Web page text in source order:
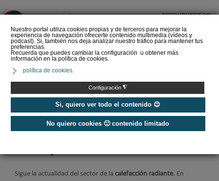
Nuestro portal utiliza cookies propias y de terceros para mejorar la
experiencia de navegación ofrecerte contenido multimedia (vídeos y
podcast). Si, también nos deja analizar nuestro tráfico para mantener tus
preferencias.
Recuerda que puedes cambiar la configuración u obtener más
información en la política de cookies.
política de cookies.
Configuración ◮
Si, quiero ver todo el contenido 😊
No quiero cookies 🙁 contenido limitado
PRESUPUESTOS
Una solución integral de
Climatización
Calefacción / Suelo y techo radiante
Sigue la actualidad del sector de la calefacción radiante. En